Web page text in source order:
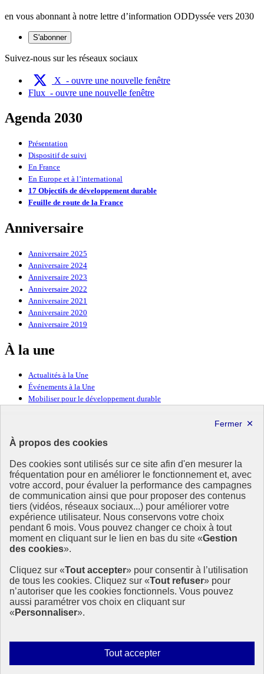
À propos des cookies
Des cookies sont utilisés sur ce site afin d'en mesurer la
fréquentation pour en améliorer le fonctionnement et, avec
votre accord, pour évaluer la performance des campagnes
de communication ainsi que pour proposer des contenus
tiers (vidéos, réseaux sociaux...) pour améliorer votre
expérience utilisateur. Nous conservons votre choix
pendant 6 mois. Vous pouvez changer ce choix à tout
moment en cliquant sur le lien en bas du site «Gestion
des cookies».
Cliquez sur «Tout accepter» pour consentir à l’utilisation
de tous les cookies. Cliquez sur «Tout refuser» pour
n’autoriser que les cookies fonctionnels. Vous pouvez
aussi paramétrer vos choix en cliquant sur
« Personnaliser».
Tout accepterAutoriser
tous
en vous abonnant à notre lettre d’information ODDyssée vers 2030
S'abonner
Suivez-nous sur les réseaux sociaux
X - ouvre une nouvelle fenêtre
Flux - ouvre une nouvelle fenêtre
Agenda 2030
Présentation
Dispositif de suivi
En France
En Europe et à l’international
17 Objectifs de développement durable
Feuille de route de la France
Anniversaire
Anniversaire 2025
Anniversaire 2024
Anniversaire 2023
Anniversaire 2022
Anniversaire 2021
Anniversaire 2020
Anniversaire 2019
À la une
Actualités à la Une
Événements à la Une
Mobiliser pour le développement durable
Ressources
Ressources
La Méth’ODD
Gouvernement
Ce site propose l’information de référence concernant l’Agenda
2030 et la feuille de route de la France. Il valorise la mobilisation de
tous les acteurs.
info.gouv.fr- ouvre une nouvelle fenêtre
service-public.fr - ouvre une nouvelle fenêtre
legifrance.gouv.fr- ouvre une nouvelle fenêtre
data.gouv.fr- ouvre une nouvelle fenêtre
Plan du site
Mentions légales